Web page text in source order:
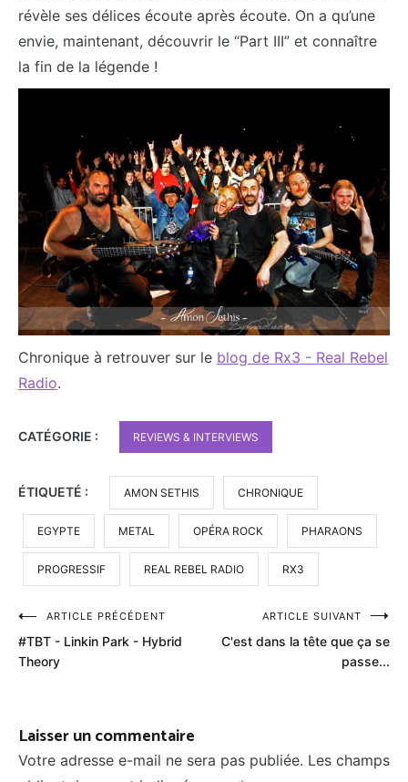
révèle ses délices écoute après écoute. On a qu’une
envie, maintenant, découvrir le “Part III” et connaître
la fin de la légende !
Chronique à retrouver sur le blog de Rx3 - Real Rebel
Radio.
CATÉGORIE : REVIEWS & INTERVIEWS
ÉTIQUETÉ : AMON SETHIS CHRONIQUE
EGYPTE METAL OPÉRA ROCK PHARAONS
PROGRESSIF REAL REBEL RADIO RX3
Navigation
de
ARTICLE PRÉCÉDENT
#TBT - Linkin Park - Hybrid
Theory
ARTICLE SUIVANT
C'est dans la tête que ça se
passe...
Laisser un commentaire
Votre adresse e-mail ne sera pas publiée. Les champs